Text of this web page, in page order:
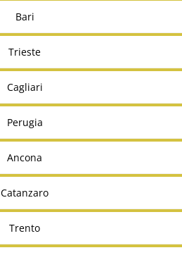
Bari
Trieste
Cagliari
Perugia
Ancona
Catanzaro
Trento